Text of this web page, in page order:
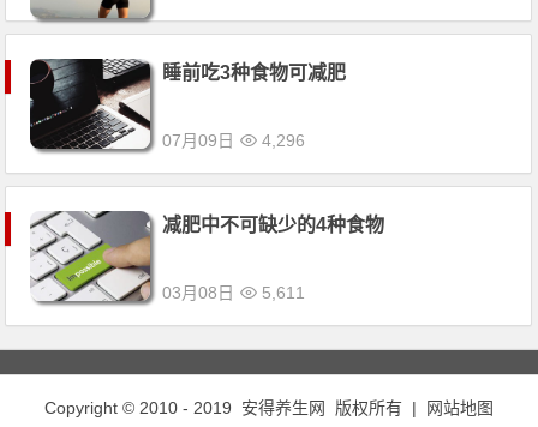
睡前吃3种食物可减肥
07月09日 4,296
减肥中不可缺少的4种食物
03月08日 5,611
Copyright © 2010 - 2019 安得养生网 版权所有 |
网站地图